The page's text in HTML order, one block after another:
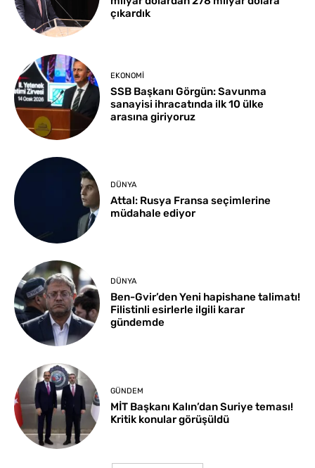
çıkardık
EKONOMI
SSB Başkanı Görgün: Savunma
sanayisi ihracatında ilk 10 ülke
arasına giriyoruz
DÜNYA
Attal: Rusya Fransa seçimlerine
müdahale ediyor
DÜNYA
Ben-Gvir’den Yeni hapishane talimatı!
Filistinli esirlerle ilgili karar
gündemde
GÜNDEM
MİT Başkanı Kalın’dan Suriye teması!
Kritik konular görüşüldü